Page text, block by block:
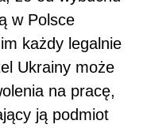
w Polsce
każdy legalnie
Ukrainy może
na pracę,
ją podmiot